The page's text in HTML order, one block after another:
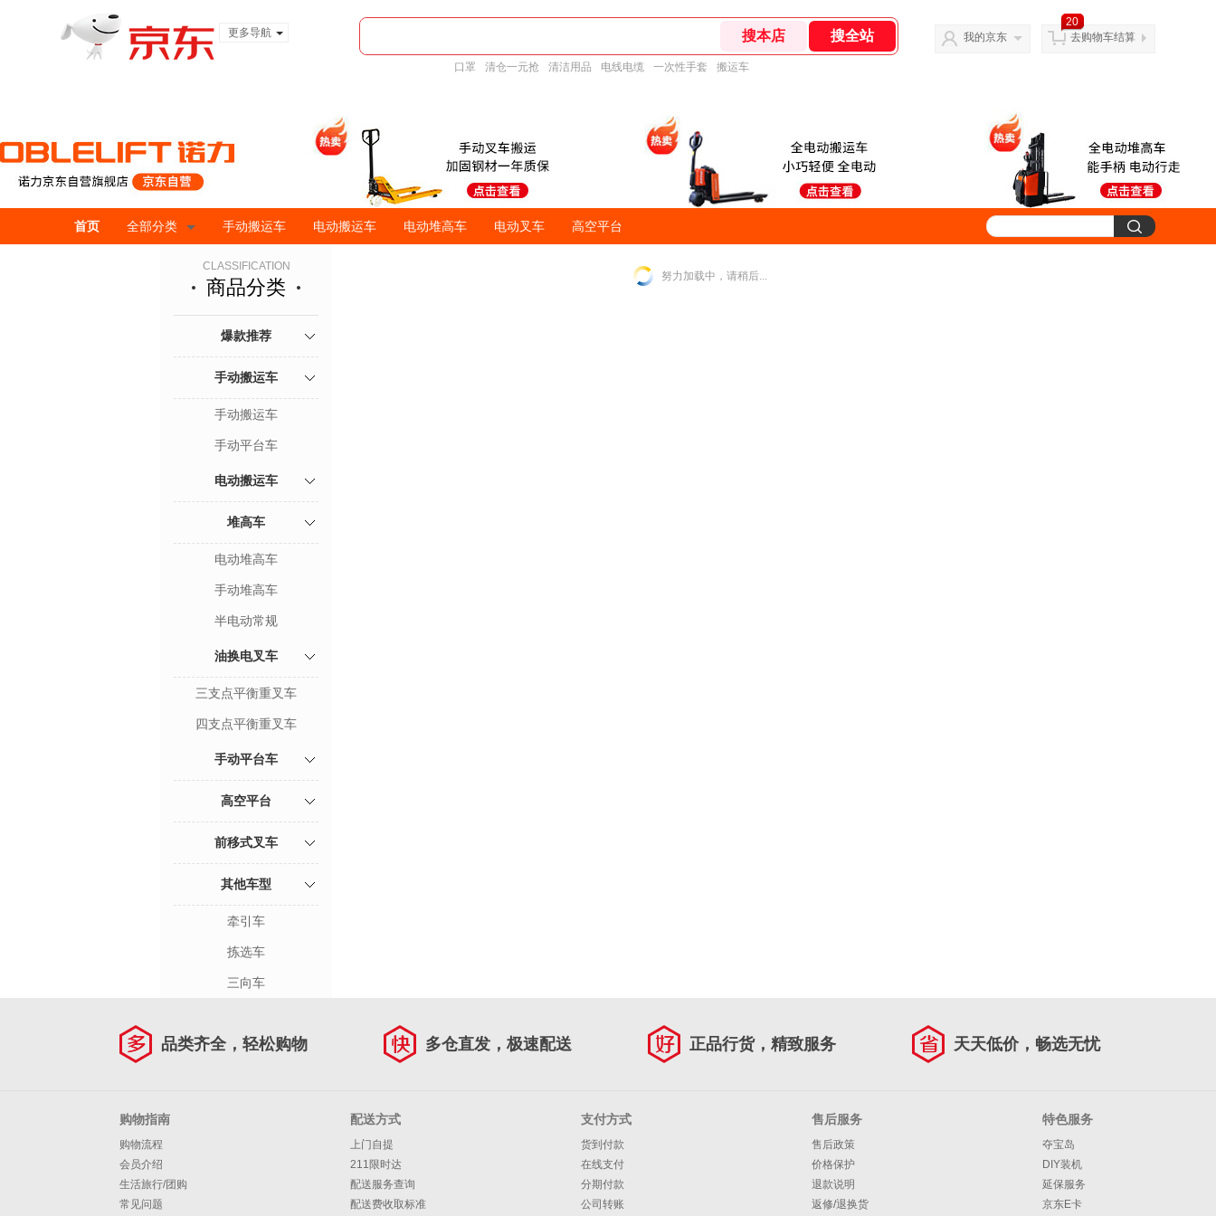
更多导航
口罩 清仓一元抢 清洁用品 电线电缆 一次性手套 搬运车
我的京东
20
去购物车结算
首页 全部分类 手动搬运车 电动搬运车 电动堆高车 电动叉车 高空平台
CLASSIFICATION
商品分类
爆款推荐
手动搬运车
手动搬运车
手动平台车
电动搬运车
堆高车
电动堆高车
手动堆高车
半电动常规
油换电叉车
三支点平衡重叉车
四支点平衡重叉车
手动平台车
高空平台
前移式叉车
其他车型
牵引车
拣选车
三向车
努力加载中，请稍后...
品类齐全，轻松购物 多仓直发，极速配送 正品行货，精致服务 天天低价，畅选无忧
购物指南
购物流程
会员介绍
生活旅行/团购
常见问题
配送方式
上门自提
211限时达
配送服务查询
配送费收取标准
支付方式
货到付款
在线支付
分期付款
公司转账
售后服务
售后政策
价格保护
退款说明
返修/退换货
特色服务
夺宝岛
DIY装机
延保服务
京东E卡